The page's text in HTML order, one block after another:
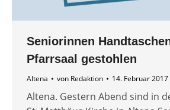
Seniorinnen
Pfarrsaal gestohlen
Altena von Redaktion 14. Februar
Altena. Gestern Abend sind in